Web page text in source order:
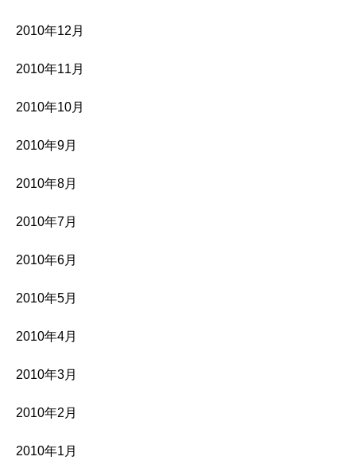
2010年12月
2010年11月
2010年10月
2010年9月
2010年8月
2010年7月
2010年6月
2010年5月
2010年4月
2010年3月
2010年2月
2010年1月